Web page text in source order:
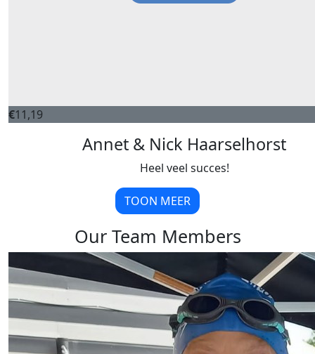
€11,19
Annet & Nick Haarselhorst
Heel veel succes!
TOON MEER
Our Team Members